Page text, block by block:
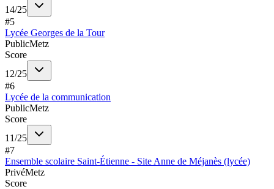
14/25
#5
Lycée Georges de la Tour
PublicMetz
Score
12/25
#6
Lycée de la communication
PublicMetz
Score
11/25
#7
Ensemble scolaire Saint-Étienne - Site Anne de Méjanès (lycée)
PrivéMetz
Score